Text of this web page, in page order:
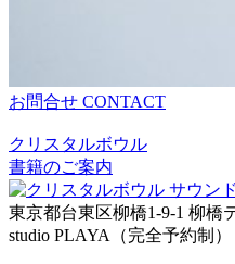
お問合せ CONTACT
クリスタルボウル
書籍のご案内
東京都台東区柳橋1-9-1 柳橋
studio PLAYA（完全予約制）